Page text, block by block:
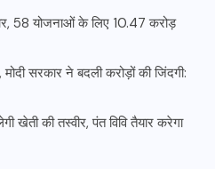
58 योजनाओं के लिए 10.47 करोड़
सरकार ने बदली करोड़ों की जिंदगी:
खेती की तस्वीर, पंत विवि तैयार करेगा